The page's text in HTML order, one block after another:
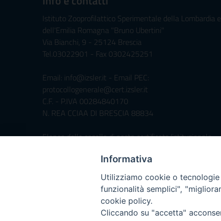
Istituto Zooprofilattico Sperimentale della Lombardia e
dell'Emilia Romagna "Bruno Ubertini"
Via Bianchi, 9 - 25124 Brescia
Tel.03022901 - Fax 0302425251
Email: info@izsler.it - Email PEC:
protocollogenerale@cert.izsler.it
C.F. - P.IVA 00284840170
N. REA CCIAA DI BRESCIA 88834
Elenco delle caselle di posta certificata/istituzionale
Servizio di Foresteria »
Iscrivimi Alla Newsletter
Informativa
Utilizziamo cookie o
funzionalità semplici",
cookie policy.
Cliccando su "accetta"